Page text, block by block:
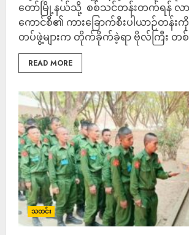
တော်မြို့နယ်သို့ စစ်သင်တန်းတက်ရန် လ
ကောင်စီ၏ ကားခြောက်စီးပါယာဉ်တန်း
တပ်ဖွဲ့များက တိုက်ခိုက်ခဲ့ရာ ဗိုလ်ကြီး တစ်
READ MORE
သတင်း